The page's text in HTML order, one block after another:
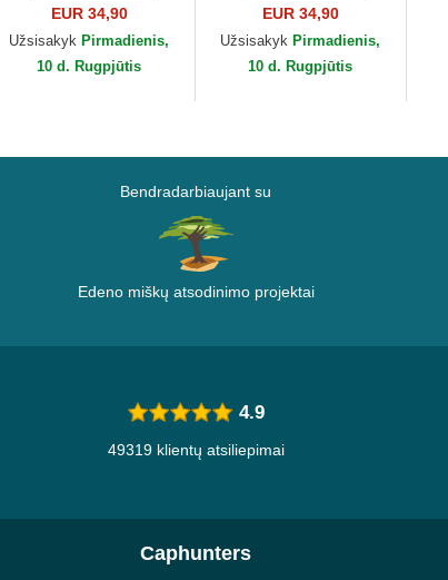
Duck Looney Tunes
Capslab
EUR 34,90
Užsisakyk Pirmadienis,
10 d. Rugpjūtis
Duck Looney Tunes
Capslab
EUR 34,90
Užsisakyk Pirmadienis,
10 d. Rugpjūtis
Bendradarbiaujant su
Edeno miškų atsodinimo projektai
4.9
49319 klientų atsiliepimai
Caphunters